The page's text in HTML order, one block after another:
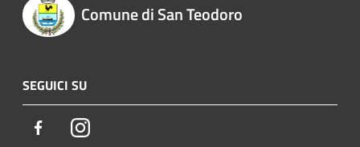
Comune di San Teodoro
SEGUICI SU
FacebookInstagram